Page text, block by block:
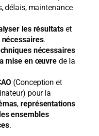
délais, maintenance
les résultatset
.
nécessaires
mise en œuvre de la
(Conception et
pour la
,représentations
ensembles
.